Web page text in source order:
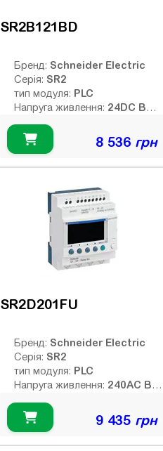
SR2B121BD
Бренд: Schneider Electric
Серія: SR2
тип модуля: PLC
Напруга живлення: 24DC В
релейні
Інтерфейс: Немає
USB порт:
Число дискретних виходів:
Число високочастотних
виходів:
8 536 грн
SR2D201FU
Бренд: Schneider Electric
Серія: SR2
тип модуля: PLC
Напруга живлення: 240AC В
релейні
Інтерфейс: Немає9 435 грн